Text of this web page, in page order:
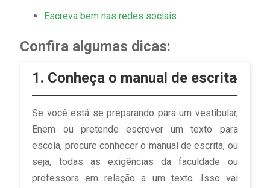
Escreva bem nas redes sociais
Confira algumas dicas:
1. Conheça o manual de escrita
Se você está se preparando para um vestibular,
Enem ou pretende escrever um texto para
escola, procure conhecer o manual de escrita, ou
seja, todas as exigências da faculdade ou
professora em relação a um texto. Isso vai